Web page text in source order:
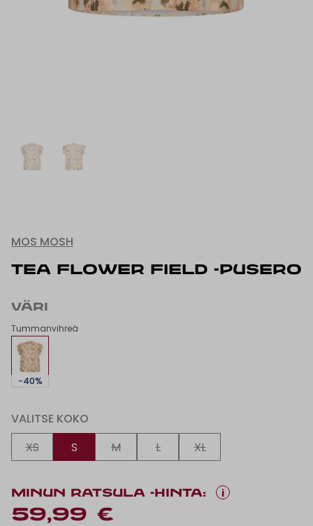
MOS MOSH
TEA FLOWER FIELD -PUSERO
VÄRI
Tummanvihreä
-40%
VALITSE KOKO
XS
S M L XL
MINUN RATSULA -HINTA: i
59,99 €